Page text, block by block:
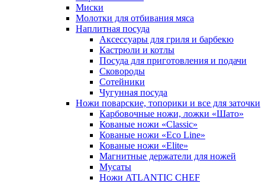
Миски
Молотки для отбивания мяса
Наплитная посуда
Аксессуары для гриля и барбекю
Кастрюли и котлы
Посуда для приготовления и подачи
Сковороды
Сотейники
Чугунная посуда
Ножи поварские, топорики и все для заточки
Карбовочные ножи, ложки «Шато»
Кованые ножи «Classic»
Кованые ножи «Eco Line»
Кованые ножи «Elite»
Магнитные держатели для ножей
Мусаты
Ножи ATLANTIC CHEF